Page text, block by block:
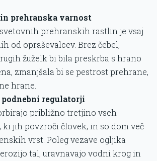
prehranska varnost
svetovnih prehranskih rastlin je vsaj
od opraševalcev. Brez čebel,
žuželk bi bila preskrba s hrano
zmanjšala bi se pestrost prehrane,
hrane.
regulatorji
približno tretjino vseh
ki jih povzroči človek, in so dom več
vrst. Poleg vezave ogljika
tal, uravnavajo vodni krog in